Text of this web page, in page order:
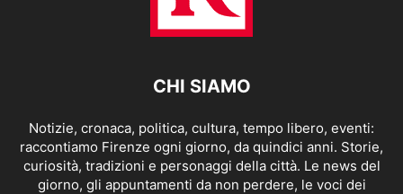
CHI SIAMO
Notizie, cronaca, politica, cultura, tempo libero, eventi:
raccontiamo Firenze ogni giorno, da quindici anni. Storie,
curiosità, tradizioni e personaggi della città. Le news del
giorno, gli appuntamenti da non perdere, le voci dei